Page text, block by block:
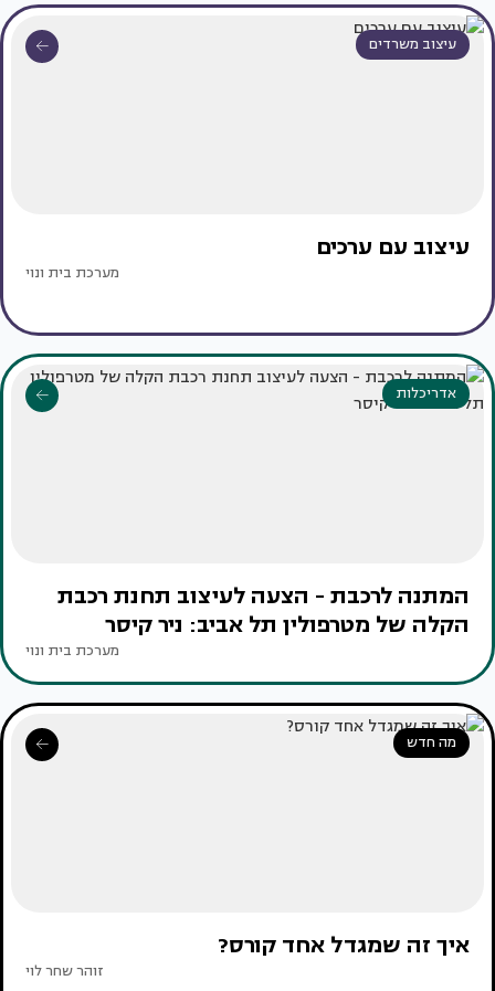
עיצוב משרדים
עיצוב עם ערכים
מערכת בית ונוי
אדריכלות
המתנה לרכבת - הצעה לעיצוב תחנת רכבת
הקלה של מטרפולין תל אביב: ניר קיסר
מערכת בית ונוי
מה חדש
איך זה שמגדל אחד קורס?
זוהר שחר לוי